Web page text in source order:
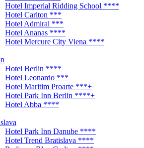
Hotel Imperial Ridding School ****
Hotel Carlton ***
Hotel Admiral ***
Hotel Ananas ****
Hotel Mercure City Viena ****
Hotel Berlin ****
Hotel Leonardo ***
Hotel Maritim Proarte ***+
Hotel Park Inn Berlin ****+
Hotel Abba ****
Hotel Park Inn Danube ****
Hotel Trend Bratislava ****